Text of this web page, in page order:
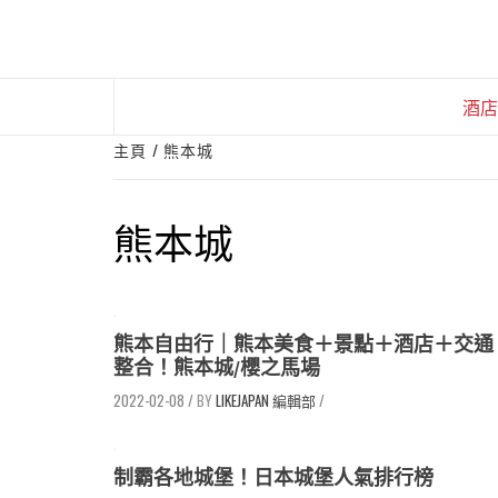
酒
主頁 熊本城
熊本城
熊本自由行｜熊本美食＋景點＋酒店＋交通
整合！熊本城/櫻之馬場
2022-02-08 / LIKEJAPAN 編輯部/
制霸各地城堡！日本城堡人氣排行榜